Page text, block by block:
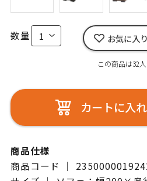
数量 お気に入
この商品は32
カートに入
商品仕様
商品コード ｜